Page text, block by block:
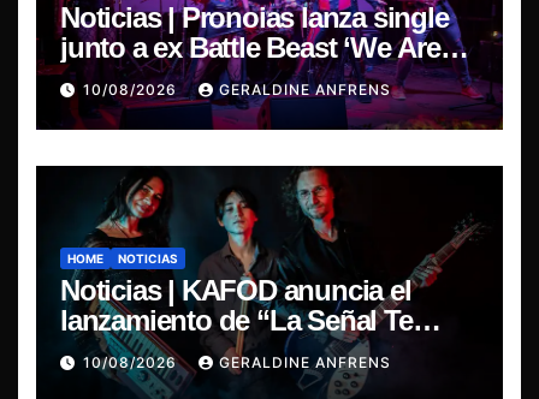
Noticias | Pronoias lanza single
junto a ex Battle Beast ‘We Are
The Same’ une el metal de Chile y
Finlandia.
10/08/2026 GERALDINE ANFRENS
HOME NOTICIAS
Noticias | KAFOD anuncia el
lanzamiento de “La Señal Te
Encontró”, el primer adelanto de
su nuevo álbum conceptual.
10/08/2026 GERALDINE ANFRENS